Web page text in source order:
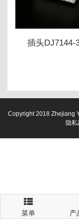
插头DJ7144-
Copyright 2018 Zhejiang
隐私
菜单 产